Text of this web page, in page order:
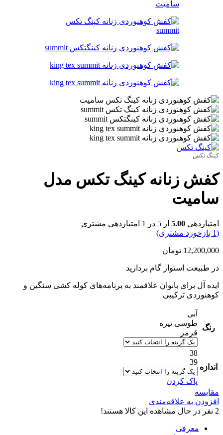
کینگ تکس
کفش زنانه کینگ تکس مدل
سامیت
امتیازدهی 5.00 از 5 در 1 امتیازدهی مشتری
(
1 بازخورد مشتری)
12,200,000 تومان
در طبیعت استوار گام بردارید
ایده آل برای بانوان علاقمند به برنامه‌های کوله کشی سنگین و
کوهنوردی ترکیبی
رنگ
آبی
طوسی تیره
قرمز
اندازه
38
39
پاک کردن
مقایسه
افزودن به علاقه‌مندی
2 نفر در حال مشاهده این کالا هستند!
معرفی